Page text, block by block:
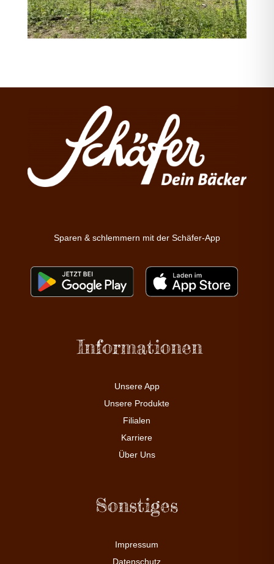
Sparen & schlemmern mit der Schäfer-App
Informationen
Unsere App
Unsere Produkte
Filialen
Karriere
Über Uns
Sonstiges
Impressum
Datenschutz